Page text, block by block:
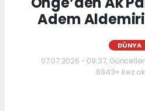
Adem
DÜNYA
07.07.2026 - 09:37,
8843+ kez